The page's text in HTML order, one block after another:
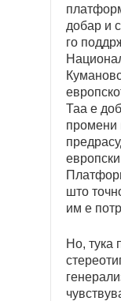
добар и
го
Таа е
промени
што
им е
Но, тука